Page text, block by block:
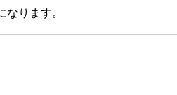
なります。